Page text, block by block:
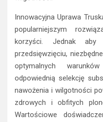
Innowacyjna Uprawa
popularniejszym
korzyści. Jednak
przedsięwzięciu,
optymalnych
odpowiednią selekcję
nawożenia i wilgotności
zdrowych i obfitych
Wartościowe